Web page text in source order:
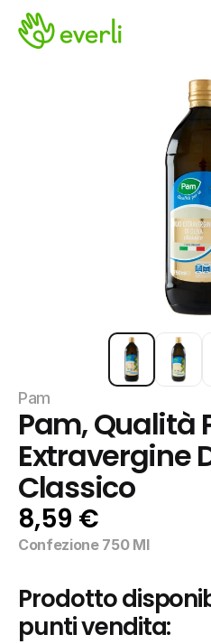
Pam
Pam, Qualità
Extravergine
Classico
8,59 €
Confezione 750 Ml
Prodotto
punti vendita: